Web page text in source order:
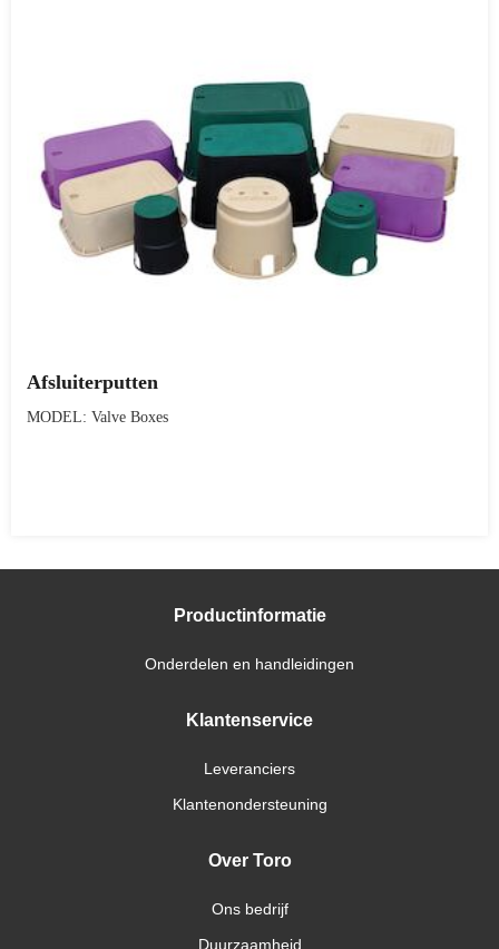
Afsluiterputten
MODEL: Valve Boxes
Productinformatie
Onderdelen en handleidingen
Klantenservice
Leveranciers
Klantenondersteuning
Over Toro
Ons bedrijf
Duurzaamheid